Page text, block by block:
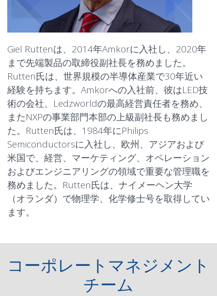
Giel Ruttenは、2014年Amkorに入社し、2020年
まで先端製品の取締役副社長を務めました。
Rutten氏は、世界規模の半導体産業で30年近い
経験を持ちます。Amkorへの入社前、彼はLED技
術の会社、Ledzworldの最高経営責任者を務め、
またNXPの事業部門本部の上級副社長も務めまし
た。Rutten氏は、1984年にPhilips
Semiconductorsに入社し、欧州、アジアおよび
米国で、経営、マーケティング、オペレーション
およびエンジニアリングの領域で重要な管理職を
務めました。Rutten氏は、ナイメーヘン大学
（オランダ）で物理学、化学修士号を取得してい
ます。
コーポレートマネジメント
チーム